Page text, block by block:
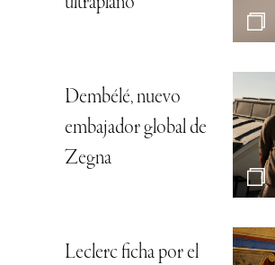
Dembélé, nuevo
embajador global de
Zegna
Leclerc ficha por el